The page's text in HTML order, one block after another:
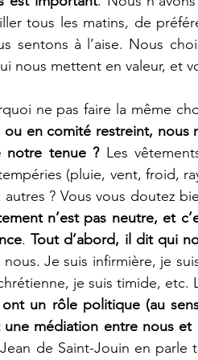
tous les matins, de
sentons à l’aise. Nous
nous mettent en valeur, et
ne pas faire la même
ou en comité restreint, nous
tenue ? Les
(pluie, vent, froid,
autres ? Vous vous doutez
n’est pas neutre, et
. Tout d’abord, il dit qui
Je suis infirmière, je
un rôle politique (au
médiation entre nous et
de Saint-Jouin en